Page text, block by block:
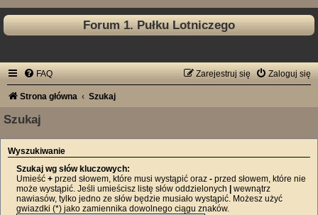
Forum 1. Pułku Lotniczego
FAQ Zaloguj się
Zarejestruj się
Strona główna Szukaj
Szukaj
Wyszukiwanie
Szukaj wg słów kluczowych:
Umieść + przed słowem, które musi wystąpić oraz - przed słowem, które nie
może wystąpić. Jeśli umieścisz listę słów oddzielonych
wewnątrz
nawiasów, tylko jedno ze słów będzie musiało wystąpić. Możesz użyć
gwiazdki (*) jako zamiennika dowolnego ciągu znaków.